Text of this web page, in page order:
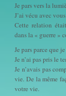
Je pars vers la
J’ai vécu avec
Cette relation
dans la « guerre »
Je pars parce que
Je n’ai pas pris le
Je n’avais pas
vie. De la même
votre vie.